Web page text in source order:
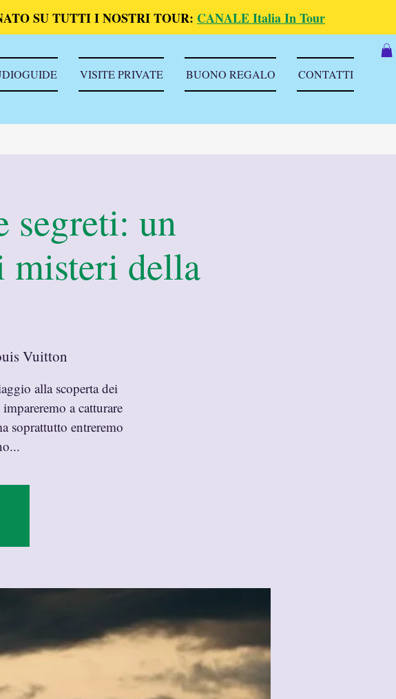
SU TUTTI I NOSTRI TOUR: CANALE Italia In Tour
VISITE PRIVATE BUONO REGALO CONTATTI
segreti: un
misteri della
Vuitton
alla scoperta dei
a catturare
soprattutto entreremo